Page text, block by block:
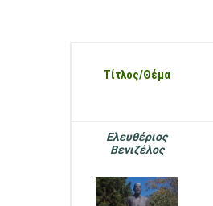
Τίτλος/Θέμα
Ελευθέριος
Βενιζέλος